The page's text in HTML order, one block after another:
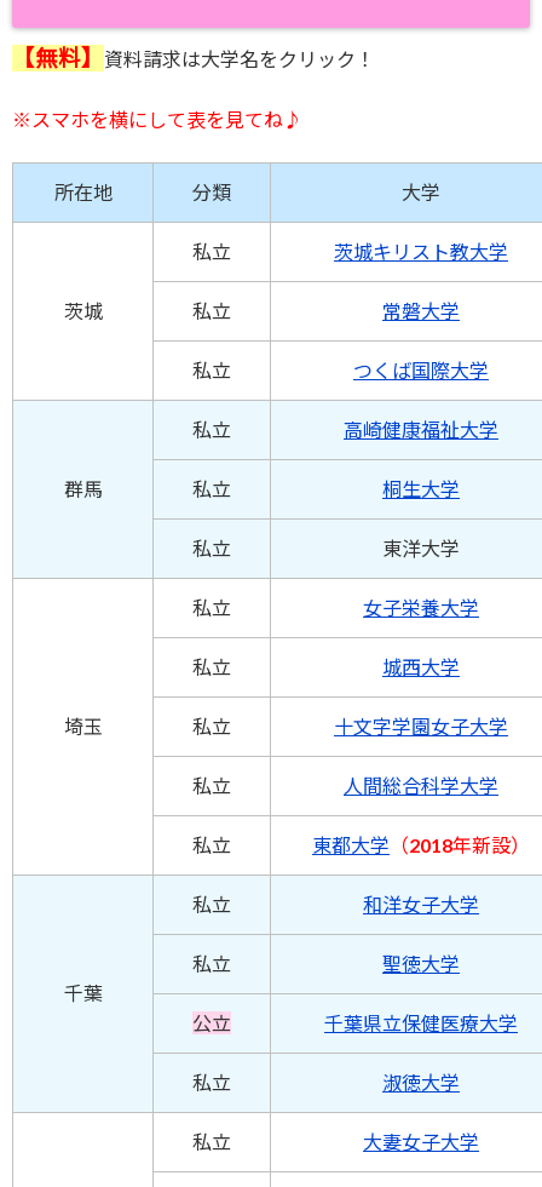
【無料】 資料請求は大学名をクリック！
※スマホを横にして表を見てね♪
所在地 分類 大学
茨城
私立 茨城キリスト教大学
私立 常磐大学
私立 つくば国際大学
群馬
私立 高崎健康福祉大学
私立 桐生大学
私立 東洋大学
埼玉
私立 女子栄養大学
私立 城西大学
私立 十文字学園女子大学
私立 人間総合科学大学
私立 東都大学 （2018年新設）
千葉
私立 和洋女子大学
私立 聖徳大学
公立 千葉県立保健医療大学
私立 淑徳大学
私立 大妻女子大学